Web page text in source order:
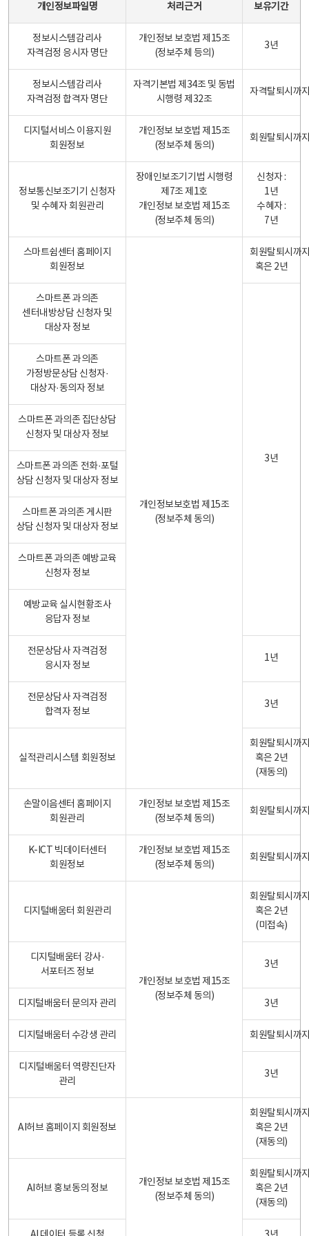
개인정보파일명 처리근거 보유기간
정보시스템감리사
자격검정 응시자 명단
개인정보 보호법 제15조
(정보주체 등의)
3년
정보시스템감리사
자격검정 합격자 명단
자격기본법 제34조 및 동법
시행령 제32조
자격탈퇴시까
디지털서비스 이용지원
회원정보
개인정보 보호법 제15조
(정보주체 동의)
회원탈퇴시까
정보통신보조기기 신청자
및 수혜자 회원관리
장애인보조기기법 시행령
제7조 제1호
개인정보 보호법 제15조
(정보주체 동의)
신청자 :
1년
수혜자 :
7년
스마트쉼센터 홈페이지
회원정보
개인정보보호법 제15조
(정보주체 동의)
회원탈퇴시까
혹은 2년
스마트폰 과의존
센터내방상담 신청자 및
대상자 정보
3년
스마트폰 과의존
가정방문상담 신청자·
대상자·동의자 정보
스마트폰 과의존 집단상담
신청자 및 대상자 정보
스마트폰 과의존 전화·포털
상담 신청자 및 대상자 정보
스마트폰 과의존 게시판
상담 신청자 및 대상자 정보
스마트폰 과의존 예방교육
신청자 정보
예방교육 실시현황조사
응답자 정보
전문상담사 자격검정
응시자 정보
1년
전문상담사 자격검정
합격자 정보
3년
실적관리시스템 회원정보
회원탈퇴시까
혹은 2년
(재동의)
손말이음센터 홈페이지
회원관리
개인정보 보호법 제15조
(정보주체 동의)
회원탈퇴시까
K-ICT 빅데이터센터
회원정보
개인정보 보호법 제15조
(정보주체 동의)
회원탈퇴시까
디지털배움터 회원관리
개인정보 보호법 제15조
(정보주체 동의)
회원탈퇴시까
혹은 2년
(미접속)
디지털배움터 강사·
서포터즈 정보
3년
디지털배움터 문의자 관리 3년
디지털배움터 수강생 관리 회원탈퇴시까
디지털배움터 역량진단자
관리
3년
AI허브 홈페이지 회원정보
개인정보 보호법 제15조
(정보주체 동의)
회원탈퇴시까
혹은 2년
(재동의)
AI허브 홍보동의 정보
회원탈퇴시까
혹은 2년
(재동의)